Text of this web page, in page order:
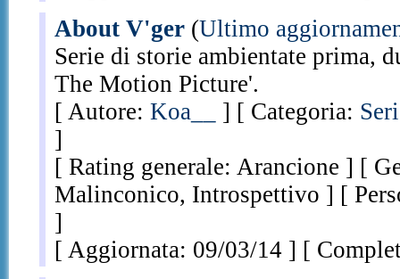
About V'ger(Ultimo
Serie di storie ambientate prima,
The Motion Picture'.
[ Autore: Koa__ ] [ Categoria:
]
[ Rating generale: Arancione ] [
Malinconico, Introspettivo ] [
]
[ Aggiornata: 09/03/14 ] [